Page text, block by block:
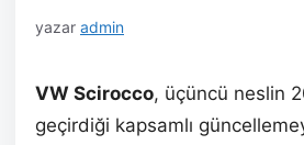
yazar admin
VW Scirocco, üçüncü neslin
geçirdiği kapsamlı